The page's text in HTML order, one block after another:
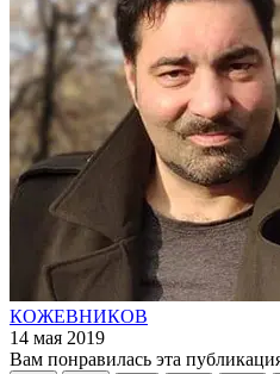
КОЖЕВНИКОВ
14 мая 2019
Вам понравилась эта